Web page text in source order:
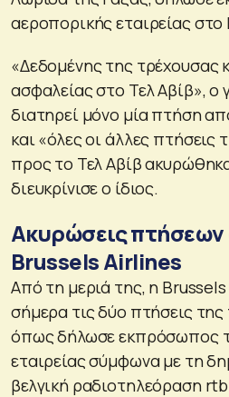
αεροπορικής εταιρείας στο
«Δεδομένης της τρέχουσας
ασφαλείας στο Τελ Αβίβ», ο
διατηρεί μόνο μία πτήση
και «όλες οι άλλες
προς το Τελ Αβίβ
διευκρίνισε ο ίδιος.
Ακυρώσεις πτήσεων
Brussels Airlines
Aπό τη μεριά της, η
σήμερα τις δύο πτήσεις
όπως δήλωσε εκπρόσωπος
εταιρείας σύμφωνα με τη
βελγική ραδιοτηλεόραση